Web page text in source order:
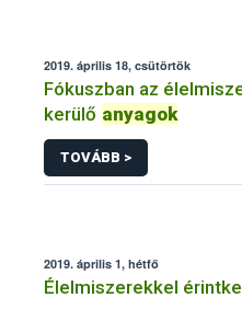
2019. április 18, csütörtök
Fókuszban az
kerülő anyagok
TOVÁBB >
2019. április 1, hétfő
Élelmiszerekkel